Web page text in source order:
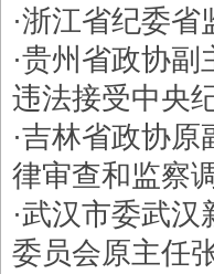
·浙江省纪委省
·贵州省政协副
违法接受中央
·吉林省政协原
律审查和监察
·武汉市委武汉
委员会原主任